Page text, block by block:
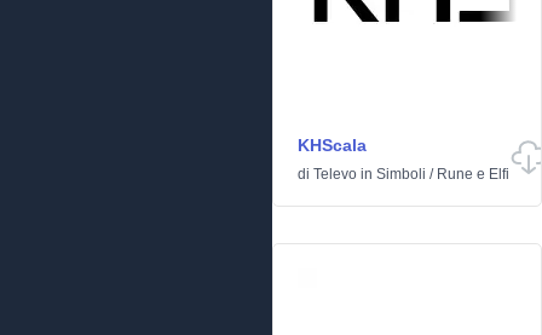
KHScala
di Televo in Simboli / Rune e Elfi